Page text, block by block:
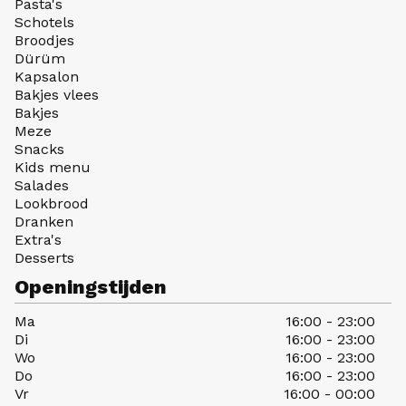
Pasta's
Schotels
Broodjes
Dürüm
Kapsalon
Bakjes vlees
Bakjes
Meze
Snacks
Kids menu
Salades
Lookbrood
Dranken
Extra's
Desserts
Openingstijden
Ma
16:00 - 23:00
Di
16:00 - 23:00
Wo
16:00 - 23:00
Do
16:00 - 23:00
Vr
16:00 - 00:00